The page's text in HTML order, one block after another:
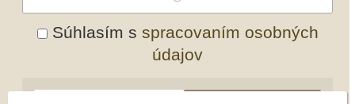
Súhlasím s spracovaním osobných
údajov